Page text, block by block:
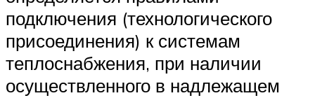
подключения (технологического
присоединения) к системам
теплоснабжения, при наличии
осуществленного в надлежащем